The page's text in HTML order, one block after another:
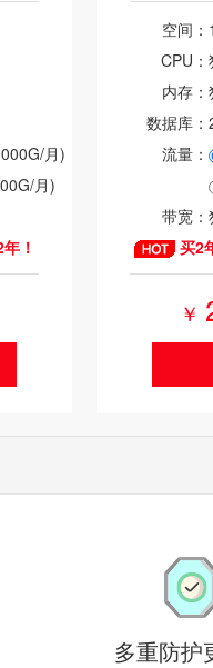
月)
月)
！
空间：
CPU：
内存：
数据库：
流量：
带宽：
买2
￥
多重防护